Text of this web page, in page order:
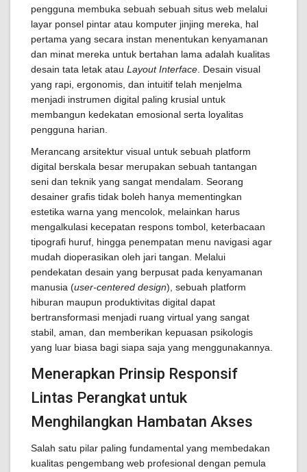
pengguna membuka sebuah sebuah situs web melalui
layar ponsel pintar atau komputer jinjing mereka, hal
pertama yang secara instan menentukan kenyamanan
dan minat mereka untuk bertahan lama adalah kualitas
desain tata letak atau Layout Interface . Desain visual
yang rapi, ergonomis, dan intuitif telah menjelma
menjadi instrumen digital paling krusial untuk
membangun kedekatan emosional serta loyalitas
pengguna harian.
Merancang arsitektur visual untuk sebuah platform
digital berskala besar merupakan sebuah tantangan
seni dan teknik yang sangat mendalam. Seorang
desainer grafis tidak boleh hanya mementingkan
estetika warna yang mencolok, melainkan harus
mengalkulasi kecepatan respons tombol, keterbacaan
tipografi huruf, hingga penempatan menu navigasi agar
mudah dioperasikan oleh jari tangan. Melalui
pendekatan desain yang berpusat pada kenyamanan
manusia (user-centered design), sebuah platform
hiburan maupun produktivitas digital dapat
bertransformasi menjadi ruang virtual yang sangat
stabil, aman, dan memberikan kepuasan psikologis
yang luar biasa bagi siapa saja yang menggunakannya.
Menerapkan Prinsip Responsif
Lintas Perangkat untuk
Menghilangkan Hambatan Akses
Salah satu pilar paling fundamental yang membedakan
kualitas pengembang web profesional dengan pemula